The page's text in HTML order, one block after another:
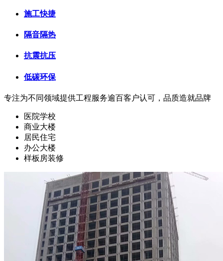
施工快捷
隔音隔热
抗震抗压
低碳环保
专注为不同领域提供工程服务逾百客户认可，品质造就品牌
医院学校
商业大楼
居民住宅
办公大楼
样板房装修